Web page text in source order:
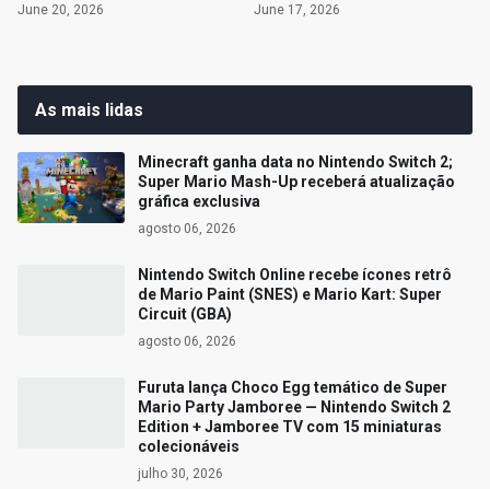
June 20, 2026 June 17, 2026
As mais lidas
Minecraft ganha data no Nintendo Switch 2;
Super Mario Mash-Up receberá atualização
gráfica exclusiva
agosto 06, 2026
Nintendo Switch Online recebe ícones retrô
de Mario Paint (SNES) e Mario Kart: Super
Circuit (GBA)
agosto 06, 2026
Furuta lança Choco Egg temático de Super
Mario Party Jamboree — Nintendo Switch 2
Edition + Jamboree TV com 15 miniaturas
colecionáveis
julho 30, 2026